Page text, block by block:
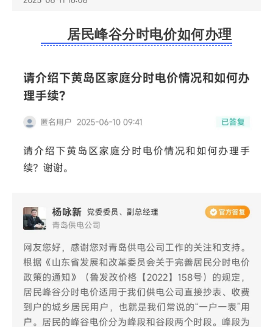
居民峰谷分时电价如何办理